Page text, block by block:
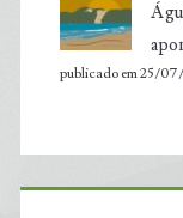
publicado em 25/